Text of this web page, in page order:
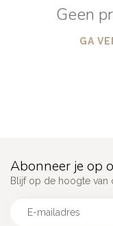
Geen
GA
Abonneer je op
Blijf op de hoogte van